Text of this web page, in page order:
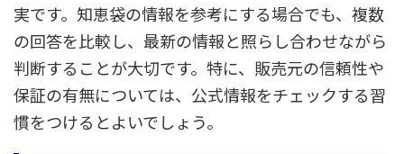
実です。知恵袋の情報を参考にする場合でも、複数
の回答を比較し、最新の情報と照らし合わせながら
判断することが大切です。特に、販売元の信頼性や
保証の有無については、公式情報をチェックする習
慣をつけるとよいでしょう。